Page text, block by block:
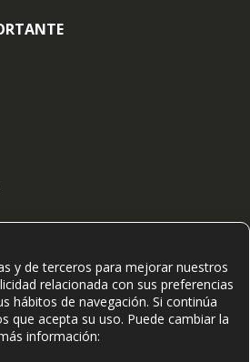
y de terceros para mejorar nuestros
relacionada con sus preferencias
hábitos de navegación. Si continúa
que acepta su uso. Puede cambiar la
información:
S.L. B98123102 ©2021.